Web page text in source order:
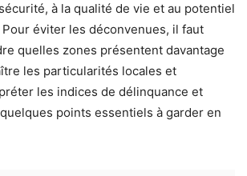
à la qualité de vie et au potentiel
Pour éviter les déconvenues, il faut
quelles zones présentent davantage
les particularités locales et
les indices de délinquance et
points essentiels à garder en